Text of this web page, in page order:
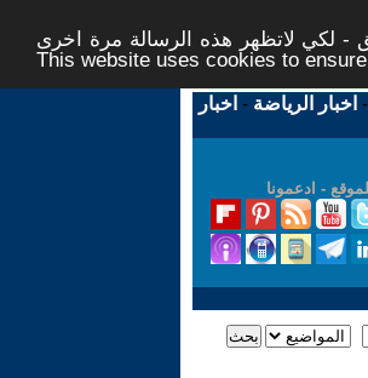
- لكي لاتظهر هذه الرسالة مرة اخرى -
This website uses cookies to
- اخبار الرياضة - اخبار
- ادعمونا